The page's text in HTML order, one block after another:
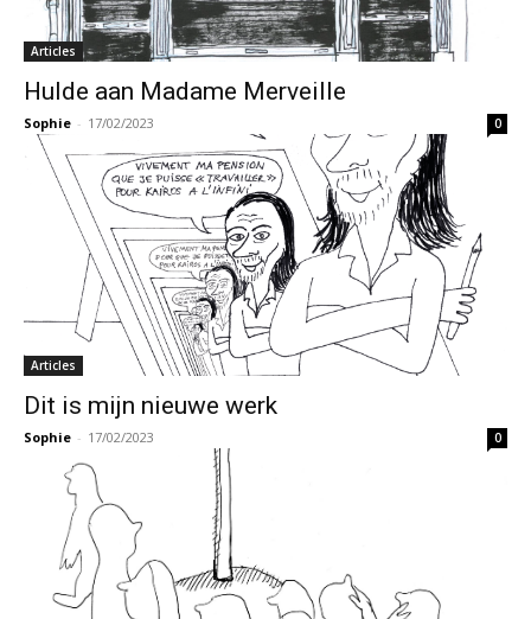
Articles
Hulde aan Madame Merveille
Sophie - 17/02/2023 0
Articles
Dit is mijn nieuwe werk
Sophie - 17/02/2023 0